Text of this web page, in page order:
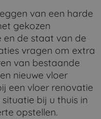
van een harde
gekozen
de staat van de
vragen om extra
van bestaande
nieuwe vloer
een vloer renovatie
bij u thuis in
opstellen.